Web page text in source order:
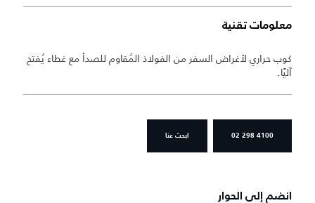
معلومات تقنية
كوب حراري لأغراض السفر من الفولاذ المُقاوم للصدأ مع غطاء يُفتح
آليًا.
02 298 4100 ابحث عنا
انضم إلى الحوار